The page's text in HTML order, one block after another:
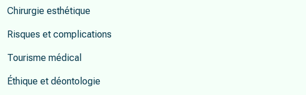
Chirurgie esthétique
Risques et complications
Tourisme médical
Éthique et déontologie